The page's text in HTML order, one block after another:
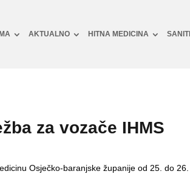
AKTUALNO HITNA MEDICINA
za vozače IHMS
Osječko-baranjske županije od 25. do